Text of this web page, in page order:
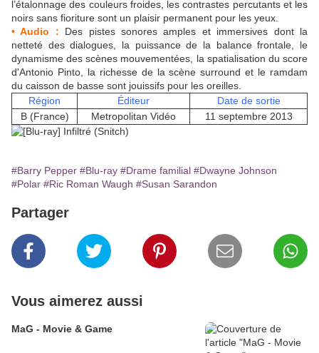
l’étalonnage des couleurs froides, les contrastes percutants et les
noirs sans fioriture sont un plaisir permanent pour les yeux.
• Audio : Des pistes sonores amples et immersives dont la
netteté des dialogues, la puissance de la balance frontale, le
dynamisme des scènes mouvementées, la spatialisation du score
d'Antonio Pinto, la richesse de la scène surround et le ramdam
du caisson de basse sont jouissifs pour les oreilles.
Région
Éditeur
Date de sortie
B (France)
Metropolitan Vidéo 11 septembre 2013
#Barry Pepper #Blu-ray #Drame familial #Dwayne Johnson
#Polar #Ric Roman Waugh #Susan Sarandon
Partager
Vous aimerez aussi
MaG - Movie & Game